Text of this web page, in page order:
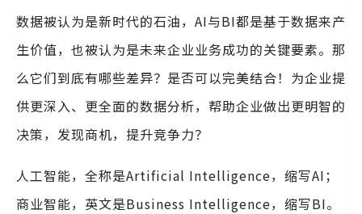
数据被认为是新时代的石油，AI与BI都是基于数据来产
生价值，也被认为是未来企业业务成功的关键要素。那
么它们到底有哪些差异？是否可以完美结合！为企业提
供更深入、更全面的数据分析，帮助企业做出更明智的
决策，发现商机，提升竞争力？
人工智能，全称是Artificial Intelligence，缩写AI；
商业智能，英文是Business Intelligence，缩写BI。